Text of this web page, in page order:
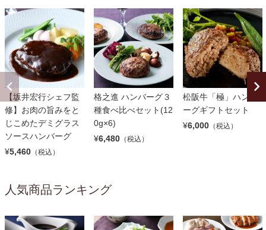
【坂井宏行シェフ監
修】お肉の旨みをと
じこめたデミグラス
ソースハンバーグ
¥5,460 （税込）
格之進 ハンバーグ３
種食べ比べセット(12
0g×6)
¥6,480 （税込）
松阪牛「極」ハンバ
ーグギフトセット
¥6,000 （税込）
人気商品ランキング